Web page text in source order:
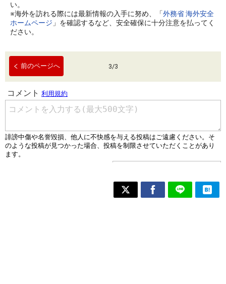
い。
※海外を訪れる際には最新情報の入手に努め、「外務省 海外安全
ホームページ 」を確認するなど、安全確保に十分注意を払ってく
ださい。
前のページへ 3/3